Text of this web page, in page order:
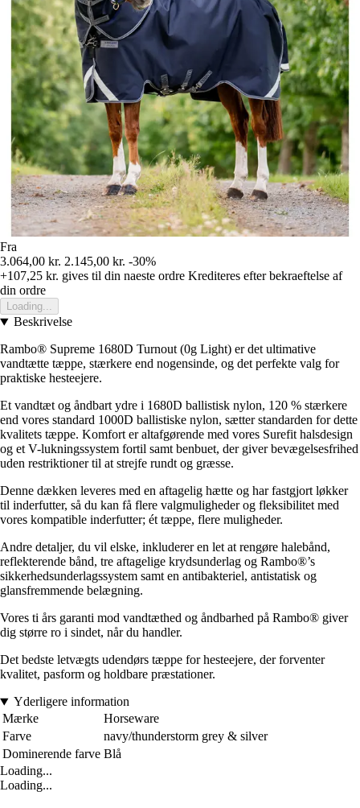
Fra
3.064,00 kr. 2.145,00 kr. -30%
+107,25 kr. gives til din naeste ordre Krediteres efter bekraeftelse af
din ordre
Loading...
Beskrivelse
Rambo® Supreme 1680D Turnout (0g Light) er det ultimative
vandtætte tæppe, stærkere end nogensinde, og det perfekte valg for
praktiske hesteejere.
Et vandtæt og åndbart ydre i 1680D ballistisk nylon, 120 % stærkere
end vores standard 1000D ballistiske nylon, sætter standarden for dette
kvalitets tæppe. Komfort er altafgørende med vores Surefit halsdesign
og et V-lukningssystem fortil samt benbuet, der giver bevægelsesfrihed
uden restriktioner til at strejfe rundt og græsse.
Denne dækken leveres med en aftagelig hætte og har fastgjort løkker
til inderfutter, så du kan få flere valgmuligheder og fleksibilitet med
vores kompatible inderfutter; ét tæppe, flere muligheder.
Andre detaljer, du vil elske, inkluderer en let at rengøre halebånd,
reflekterende bånd, tre aftagelige krydsunderlag og Rambo®’s
sikkerhedsunderlagssystem samt en antibakteriel, antistatisk og
glansfremmende belægning.
Vores ti års garanti mod vandtæthed og åndbarhed på Rambo® giver
dig større ro i sindet, når du handler.
Det bedste letvægts udendørs tæppe for hesteejere, der forventer
kvalitet, pasform og holdbare præstationer.
Yderligere information
Mærke
Horseware
Farve
navy/thunderstorm grey & silver
Dominerende farve Blå
Loading...
Loading...